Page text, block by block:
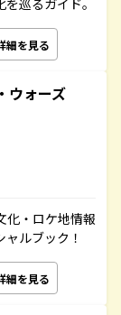
巡るガイド。
細を見る
ウォーズ
化・ロケ地情報
ルブック！
細を見る